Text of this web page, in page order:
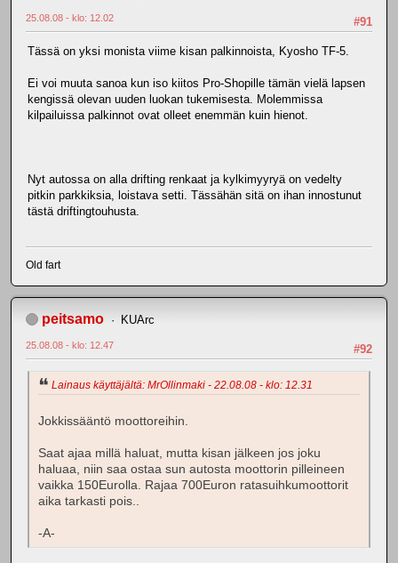
#91
25.08.08 - klo: 12.02
Tässä on yksi monista viime kisan palkinnoista, Kyosho TF-5.
Ei voi muuta sanoa kun iso kiitos Pro-Shopille tämän vielä lapsen
kengissä olevan uuden luokan tukemisesta. Molemmissa
kilpailuissa palkinnot ovat olleet enemmän kuin hienot.
Nyt autossa on alla drifting renkaat ja kylkimyyryä on vedelty
pitkin parkkiksia, loistava setti. Tässähän sitä on ihan innostunut
tästä driftingtouhusta.
Old fart
peitsamo KUArc
#92
25.08.08 - klo: 12.47
Lainaus käyttäjältä: MrOllinmaki - 22.08.08 - klo: 12.31
Jokkissääntö moottoreihin.
Saat ajaa millä haluat, mutta kisan jälkeen jos joku
haluaa, niin saa ostaa sun autosta moottorin pilleineen
vaikka 150Eurolla. Rajaa 700Euron ratasuihkumoottorit
aika tarkasti pois..
-A-